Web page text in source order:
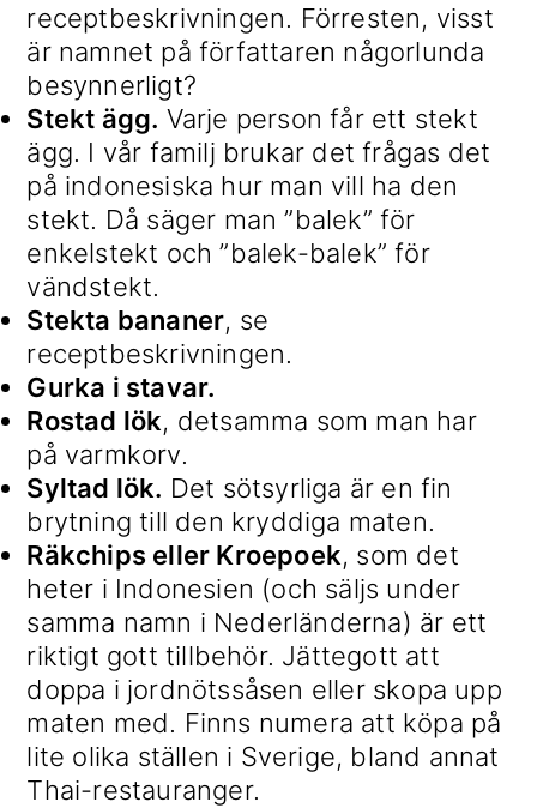
receptbeskrivningen. Förresten, visst
är namnet på författaren någorlunda
besynnerligt?
Stekt ägg. Varje person får ett stekt
ägg. I vår familj brukar det frågas det
på indonesiska hur man vill ha den
stekt. Då säger man ”balek” för
enkelstekt och ”balek-balek” för
vändstekt.
Stekta bananer, se
receptbeskrivningen.
Gurka i stavar.
Rostad lök, detsamma som man har
på varmkorv.
Syltad lök. Det sötsyrliga är en fin
brytning till den kryddiga maten.
Räkchips eller Kroepoek, som det
heter i Indonesien (och säljs under
samma namn i Nederländerna) är ett
riktigt gott tillbehör. Jättegott att
doppa i jordnötssåsen eller skopa upp
maten med. Finns numera att köpa på
lite olika ställen i Sverige, bland annat
Thai-restauranger.